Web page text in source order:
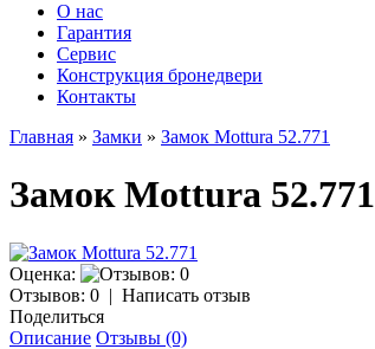
О нас
Гарантия
Сервис
Конструкция бронедвери
Контакты
Главная » Замки » Замок Mottura 52.771
Замок Mottura 52.771
Оценка:
Отзывов: 0 | Написать отзыв
Поделиться
Описание Отзывы (0)